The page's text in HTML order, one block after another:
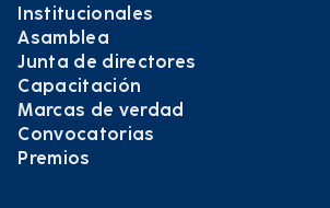
Institucionales
Asamblea
Junta de directores
Capacitación
Marcas de verdad
Convocatorias
Premios